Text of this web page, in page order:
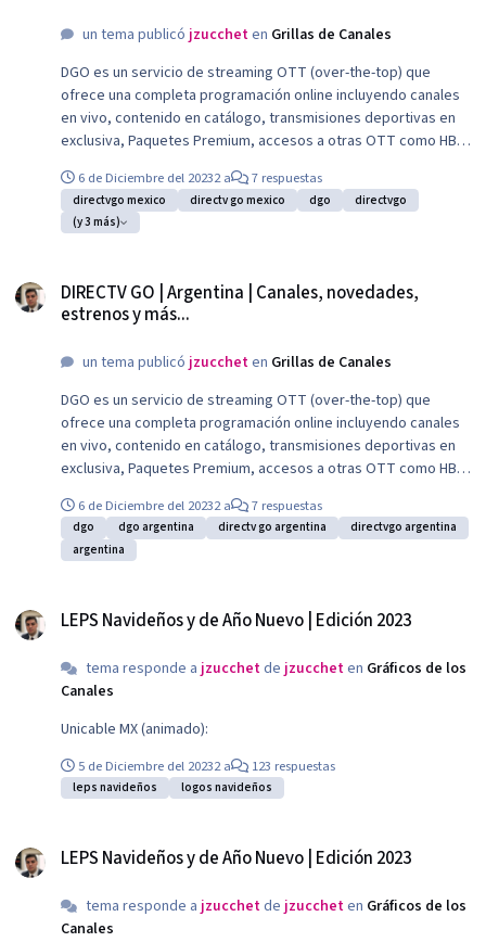
un tema publicójzuccheten Grillas de Canales
DGO es un servicio de streaming OTT (over-the-top) que
ofrece una completa programación online incluyendo canales
en vivo, contenido en catálogo, transmisiones deportivas en
exclusiva, Paquetes Premium, accesos a otras OTT como HBO
ver hasta en dos dispositivos en simultaneo.
6 de Diciembre del 20232 a 7 respuestas
directvgo mexico directv go mexico dgo
directvgo
(y 3 más)
DIRECTV GO | Argentina | Canales, novedades,
estrenos y más...
un tema publicójzuccheten Grillas de Canales
DGO es un servicio de streaming OTT (over-the-top) que
ofrece una completa programación online incluyendo canales
en vivo, contenido en catálogo, transmisiones deportivas en
exclusiva, Paquetes Premium, accesos a otras OTT como HBO
ver hasta en dos dispositivos en simultaneo.
6 de Diciembre del 20232 a 7 respuestas
dgo dgo argentina directv go argentina
directvgo argentina
argentina
LEPS Navideños y de Año Nuevo | Edición 2023
tema responde a jzucchetde jzuccheten Gráficos de los
Canales
Unicable MX (animado):
5 de Diciembre del 20232 a 123 respuestas
leps navideños logos navideños
LEPS Navideños y de Año Nuevo | Edición 2023
tema responde ajzucchetdejzuccheten Gráficos de los
Canales